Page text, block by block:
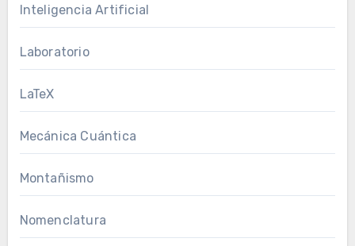
Inteligencia Artificial
Laboratorio
LaTeX
Mecánica Cuántica
Montañismo
Nomenclatura